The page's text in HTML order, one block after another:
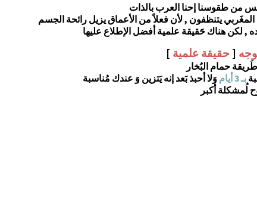
من طقوسنا إحنا العرب بالذات
يتنظفون , لأن فعلاً من الأعماق يزيل رائحة الجسم
, لكن هناك حَقيقة علمية أفضل الإطلاع عليها
[ حقيقة علمية ]
حمام البُخار
بـ 3 أيام
وَلا أحبذ بَعد إنه يَتزين وَ عندك مُناسبة
لُمشكلة أكبر